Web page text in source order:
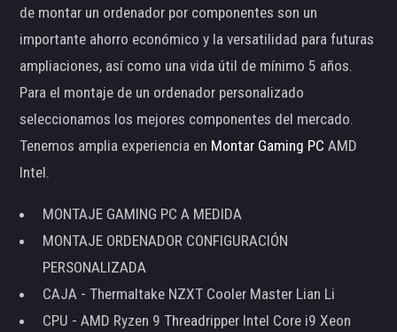
de montar un ordenador por componentes son un
importante ahorro económico y la versatilidad para futuras
ampliaciones, así como una vida útil de mínimo 5 años.
Para el montaje de un ordenador personalizado
seleccionamos los mejores componentes del mercado.
Tenemos amplia experiencia en Montar Gaming PC AMD
Intel.
MONTAJE GAMING PC A MEDIDA
MONTAJE ORDENADOR CONFIGURACIÓN
PERSONALIZADA
CAJA - Thermaltake NZXT Cooler Master Lian Li
CPU - AMD Ryzen 9 Threadripper Intel Core i9 Xeon